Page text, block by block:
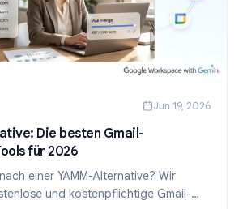
Jun 19, 2026
Die besten Gmail-
für 2026
einer YAMM-Alternative? Wir
und kostenpflichtige Gmail-